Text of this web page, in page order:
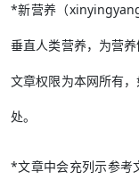
*新营养（
垂直人类营养，为营
文章权限为本网所有
处。
*文章中会充列示参考